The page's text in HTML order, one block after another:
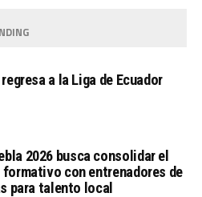
a la Liga de Ecuador
2026 busca consolidar el
con entrenadores de
para talento local